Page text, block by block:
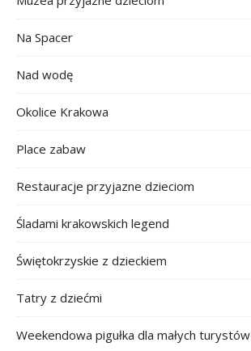
Na Spacer
Nad wodę
Okolice Krakowa
Place zabaw
Restauracje przyjazne dzieciom
Śladami krakowskich legend
Świętokrzyskie z dzieckiem
Tatry z dziećmi
Weekendowa pigułka dla małych turystów